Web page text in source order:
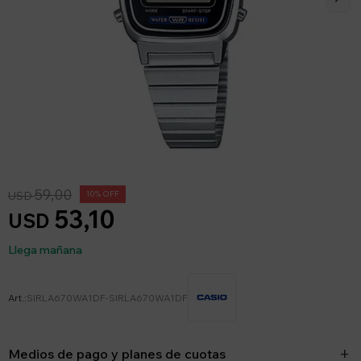
USD 53,10
USD59,00 10
Llega mañana
SIRLA670WA1DF-SIRLA670WA1DF
Medios de pago y planes de cuotas